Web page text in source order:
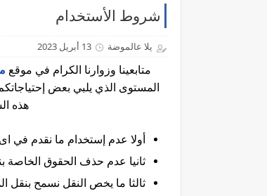
شروط الأستخدام
يلا عالموضة 13 أبريل 2023
متابعينا وزوارنا الكرام في موقع
المستوى الذي يلبي بعض
هذه
أولا عدم إستخدام ما نقدم في
ثانيا عدم حذف الحقوق الخاصة
ثالثا ما يخص النقل نسمح بنقل